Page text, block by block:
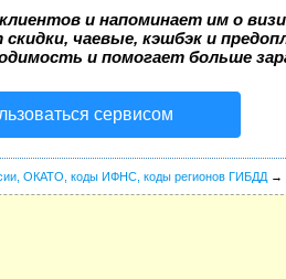
и напоминает им о
скидки, чаевые, кэшбэк и
и помогает больше
сервисом
ОКАТО, коды ИФНС, коды регионов ГИБДД →